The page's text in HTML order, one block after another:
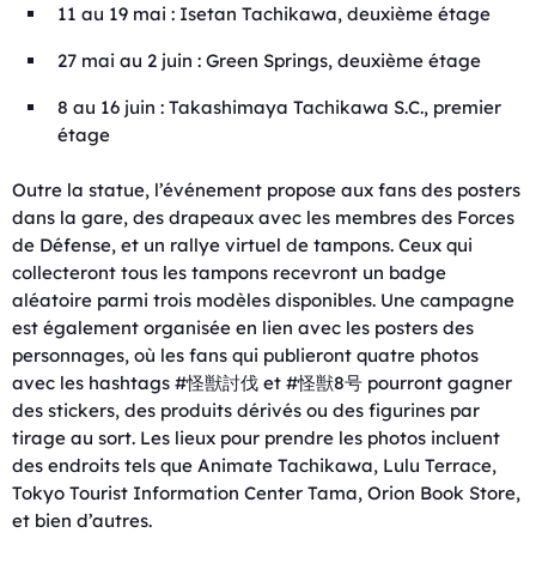
11 au 19 mai : Isetan Tachikawa, deuxième étage
27 mai au 2 juin : Green Springs, deuxième étage
8 au 16 juin : Takashimaya Tachikawa S.C., premier
étage
Outre la statue, l’événement propose aux fans des posters
dans la gare, des drapeaux avec les membres des Forces
de Défense, et un rallye virtuel de tampons. Ceux qui
collecteront tous les tampons recevront un badge
aléatoire parmi trois modèles disponibles. Une campagne
est également organisée en lien avec les posters des
personnages, où les fans qui publieront quatre photos
avec les hashtags #怪獣討伐 et #怪獣8号 pourront gagner
des stickers, des produits dérivés ou des figurines par
tirage au sort. Les lieux pour prendre les photos incluent
des endroits tels que Animate Tachikawa, Lulu Terrace,
Tokyo Tourist Information Center Tama, Orion Book Store,
et bien d’autres.